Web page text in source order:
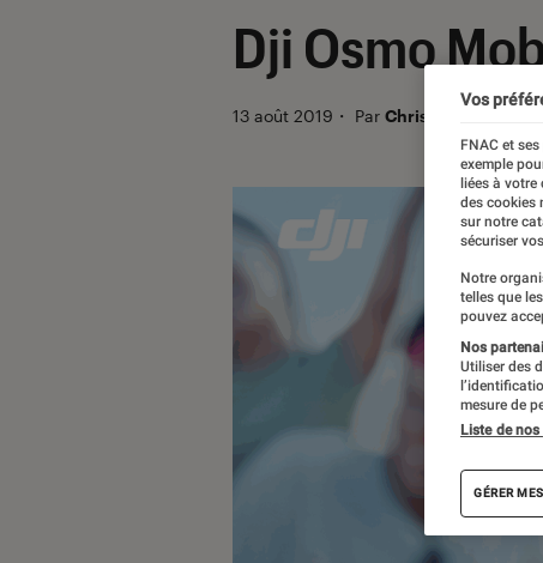
Dji Osmo
13 août 2019 ・ Par Christian Ferreol
Vos
FNAC et
exemple
liées à
des cookies
sur notre
sécuriser
Notre
telles que
pouvez
Nos
Utiliser des
mesure de
Liste de
GÉRER